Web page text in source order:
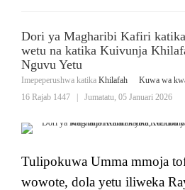
Dori ya Magharibi Kafiri
wetu na katika Kuivunja
Nguvu Yetu
Imepeperushwa katika Khilafah
Kuwa wa
16 Rajab 1447
Jumatatu, 05 Januari 2026
Tulipokuwa Umma mmoja
wowote, dola yetu iliweka